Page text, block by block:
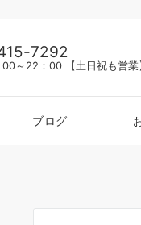
7292
～22：00 【土日祝も営業
ブログ